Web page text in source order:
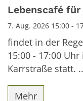
Datum: 7. August
Lebenscafé für
7. Aug. 2026 15:00 -
findet in der
15:00 - 17:00
Karrstraße statt.
Mehr